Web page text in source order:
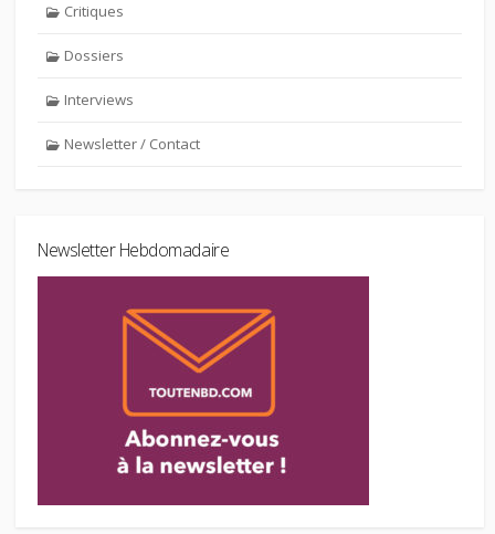
Critiques
Dossiers
Interviews
Newsletter / Contact
Newsletter Hebdomadaire